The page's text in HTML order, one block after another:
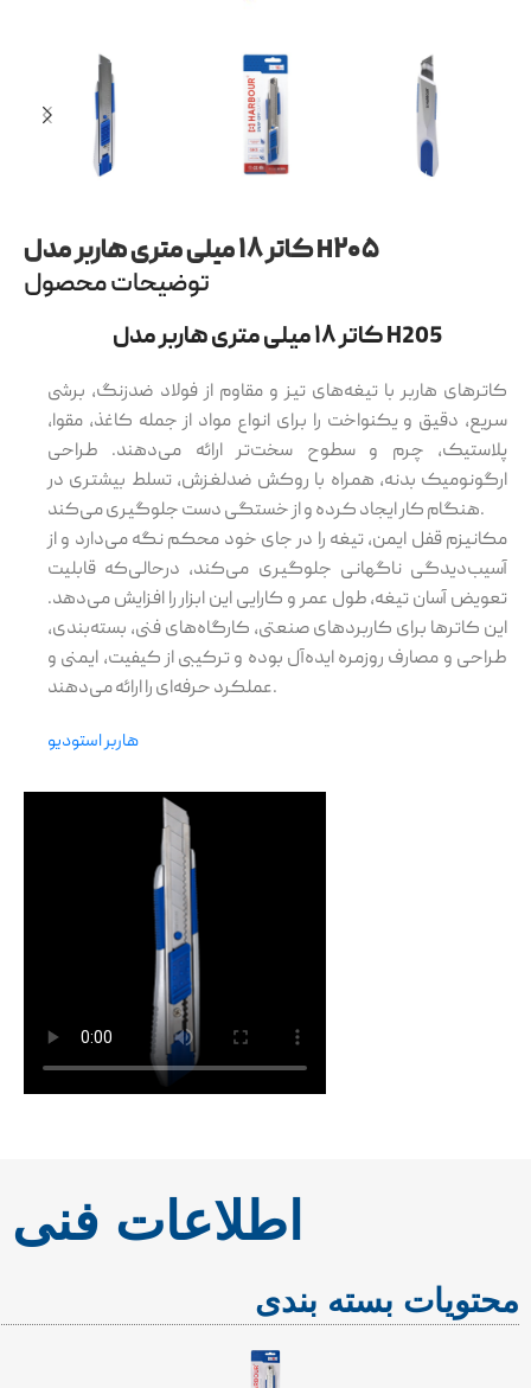
کاتر ۱۸ میلی متری هاربر مدل H۲۰۵
توضیحات محصول
کاتر ۱۸ میلی متری هاربر مدل H205
کاترهای هاربر با تیغه‌های تیز و مقاوم از فولاد ضدزنگ، برشی
سریع، دقیق و یکنواخت را برای انواع مواد از جمله کاغذ، مقوا،
پلاستیک، چرم و سطوح سخت‌تر ارائه می‌دهند. طراحی
ارگونومیک بدنه، همراه با روکش ضدلغزش، تسلط بیشتری در
هنگام کار ایجاد کرده و از خستگی دست جلوگیری می‌کند.
مکانیزم قفل ایمن، تیغه را در جای خود محکم نگه می‌دارد و از
آسیب‌دیدگی ناگهانی جلوگیری می‌کند، درحالی‌که قابلیت
تعویض آسان تیغه، طول عمر و کارایی این ابزار را افزایش می‌دهد.
این کاترها برای کاربردهای صنعتی، کارگاه‌های فنی، بسته‌بندی،
طراحی و مصارف روزمره ایده‌آل بوده و ترکیبی از کیفیت، ایمنی و
عملکرد حرفه‌ای را ارائه می‌دهند.
هاربر استودیو
اطلاعات فنی
محتویات بسته بندی